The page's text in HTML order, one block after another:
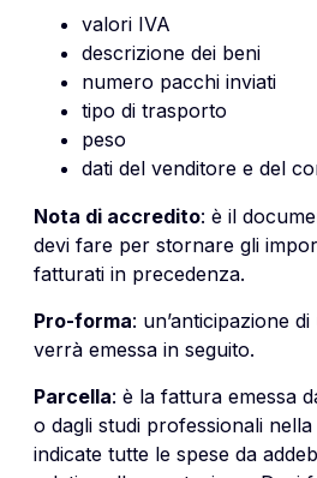
valori IVA
descrizione dei beni
numero pacchi inviati
tipo di trasporto
peso
dati del venditore e del
Nota di accredito: è il
devi fare per stornare gli
fatturati in precedenza.
Pro-forma: un’anticipazione
verrà emessa in seguito.
Parcella: è la fattura emessa
o dagli studi professionali
indicate tutte le spese da